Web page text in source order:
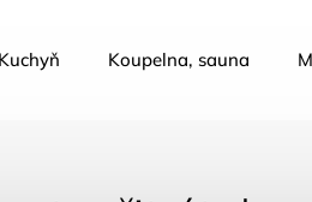
Kuchyň Koupelna, sauna